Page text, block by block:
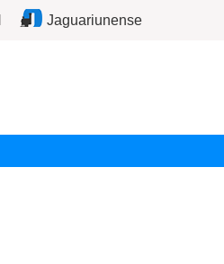
Jaguariunense